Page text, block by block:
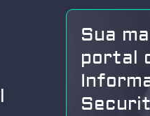
Sua
portal